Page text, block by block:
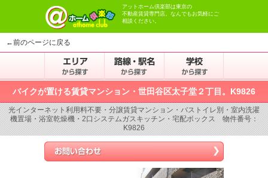
アットホーム倶楽部は東京の
不動産賃貸専門店。なんでもお気軽にご
相談ください。
←前のページに戻る
バイクが置ける賃貸マンション・世田谷区太子堂２丁目。K9826
光インターネット利用料不要・分譲賃貸マンション・バストイレ別・室内洗濯
機置場・浴室乾燥機・2口システムガスキッチン・宅配ボックス 物件番号：
K9826